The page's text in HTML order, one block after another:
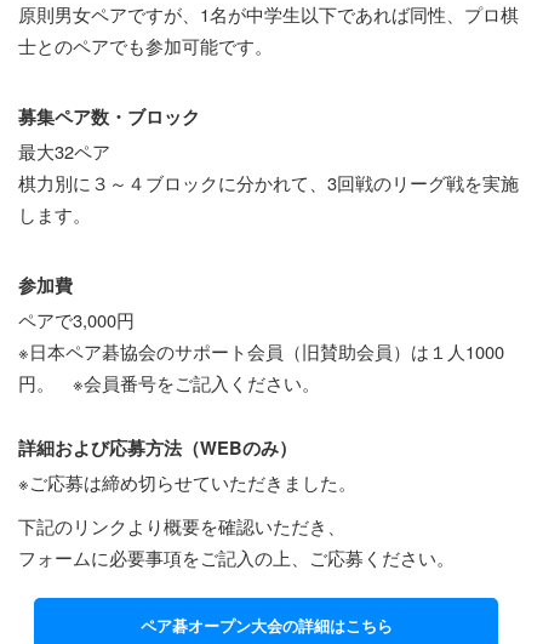
原則男女ペアですが、1名が中学生以下であれば同性、プロ棋
士とのペアでも参加可能です。
募集ペア数・ブロック
最大32ペア
棋力別に３～４ブロックに分かれて、3回戦のリーグ戦を実施
します。
参加費
ペアで3,000円
※日本ペア碁協会のサポート会員（旧賛助会員）は１人1000
円。 ※会員番号をご記入ください。
詳細および応募方法（WEBのみ）
※ご応募は締め切らせていただきました。
下記のリンクより概要を確認いただき、
フォームに必要事項をご記入の上、ご応募ください。
ペア碁オープン大会の詳細はこちら